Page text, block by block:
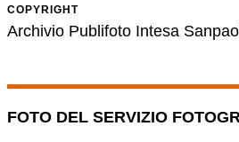
COPYRIGHT
Archivio Publifoto Intesa
FOTO DEL SERVIZIO